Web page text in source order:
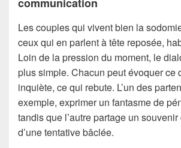
communication
Les couples qui vivent bien la
ceux qui en parlent à tête reposée,
Loin de la pression du moment, le
plus simple. Chacun peut évoquer ce
inquiète, ce qui rebute. L’un des
exemple, exprimer un fantasme de
tandis que l’autre partage un
d’une tentative bâclée.